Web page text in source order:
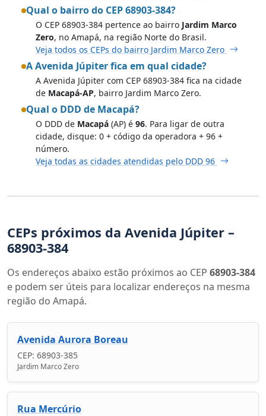
Qual o bairro do CEP 68903-384?
O CEP 68903-384 pertence ao bairro Jardim Marco
Zero, no Amapá, na região Norte do Brasil.
Veja todos os CEPs do bairro Jardim Marco Zero
A Avenida Júpiter fica em qual cidade?
A Avenida Júpiter com CEP 68903-384 fica na cidade
de Macapá-AP, bairro Jardim Marco Zero.
Qual o DDD de Macapá?
O DDD de Macapá (AP) é 96. Para ligar de outra
cidade, disque: 0 + código da operadora + 96 +
número.
Veja todas as cidades atendidas pelo DDD 96
CEPs próximos da Avenida Júpiter –
68903-384
Os endereços abaixo estão próximos ao CEP 68903-384
e podem ser úteis para localizar endereços na mesma
região do Amapá.
Avenida Aurora Boreau
CEP: 68903-385
Jardim Marco Zero
Rua Mercúrio